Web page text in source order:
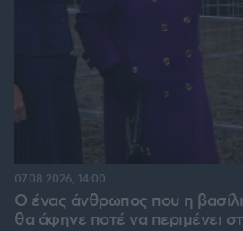
Ο ένας άνθρωπος που η
θα άφηνε ποτέ να περιμένει
07.08.2026, 14:00